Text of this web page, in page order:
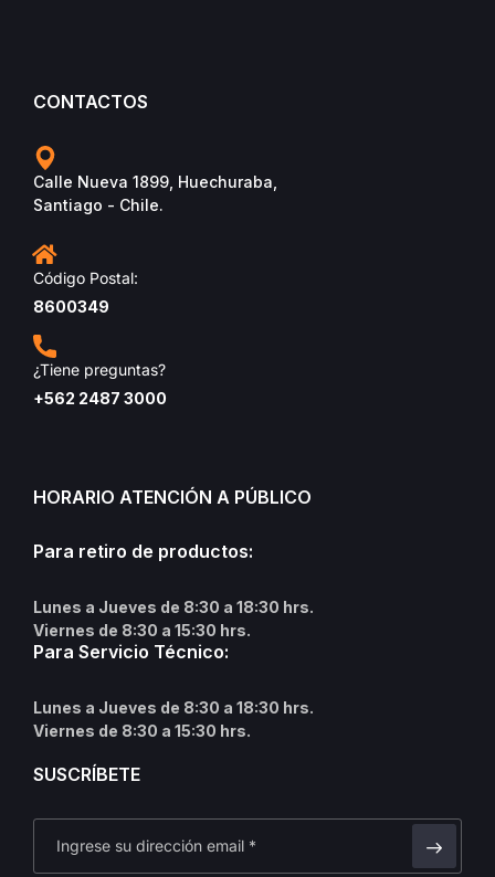
CONTACTOS
Calle Nueva 1899, Huechuraba,
Santiago - Chile.
Código Postal:
8600349
¿Tiene preguntas?
+562 2487 3000
HORARIO ATENCIÓN A PÚBLICO
Para retiro de productos:
Lunes a Jueves de 8:30 a 18:30 hrs.
Viernes de 8:30 a 15:30 hrs.
Para Servicio Técnico:
Lunes a Jueves de 8:30 a 18:30 hrs.
Viernes de 8:30 a 15:30 hrs.
SUSCRÍBETE